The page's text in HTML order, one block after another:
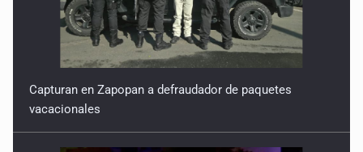
Capturan en Zapopan a defraudador de paquetes
vacacionales